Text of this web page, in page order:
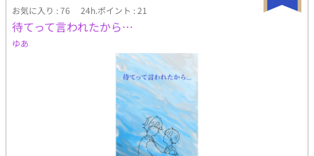
お気に入り : 76 24h.ポイント : 21
待てって言われたから…
ゆあ